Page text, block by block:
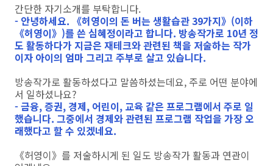
간단한 자기소개를 부탁합니다.
- 안녕하세요. 《허영이의 돈 버는 생활습관 39가지》(이하
《허영이》)를 쓴 심혜정이라고 합니다. 방송작가로 10년 정
도 활동하다가 지금은 재테크와 관련된 책을 저술하는 작가
이자 아이의 엄마 그리고 주부로 살고 있습니다.
방송작가로 활동하셨다고 말씀하셨는데요, 주로 어떤 분야에
서 일하셨나요?
- 금융, 증권, 경제, 어린이, 교육 같은 프로그램에서 주로 일
했습니다. 그중에서 경제와 관련된 프로그램 작업을 가장 오
래했다고 할 수 있겠네요.
《허영이》를 저술하시게 된 일도 방송작가 활동과 연관이